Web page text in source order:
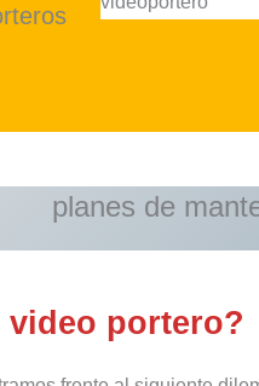
planes de
portero?